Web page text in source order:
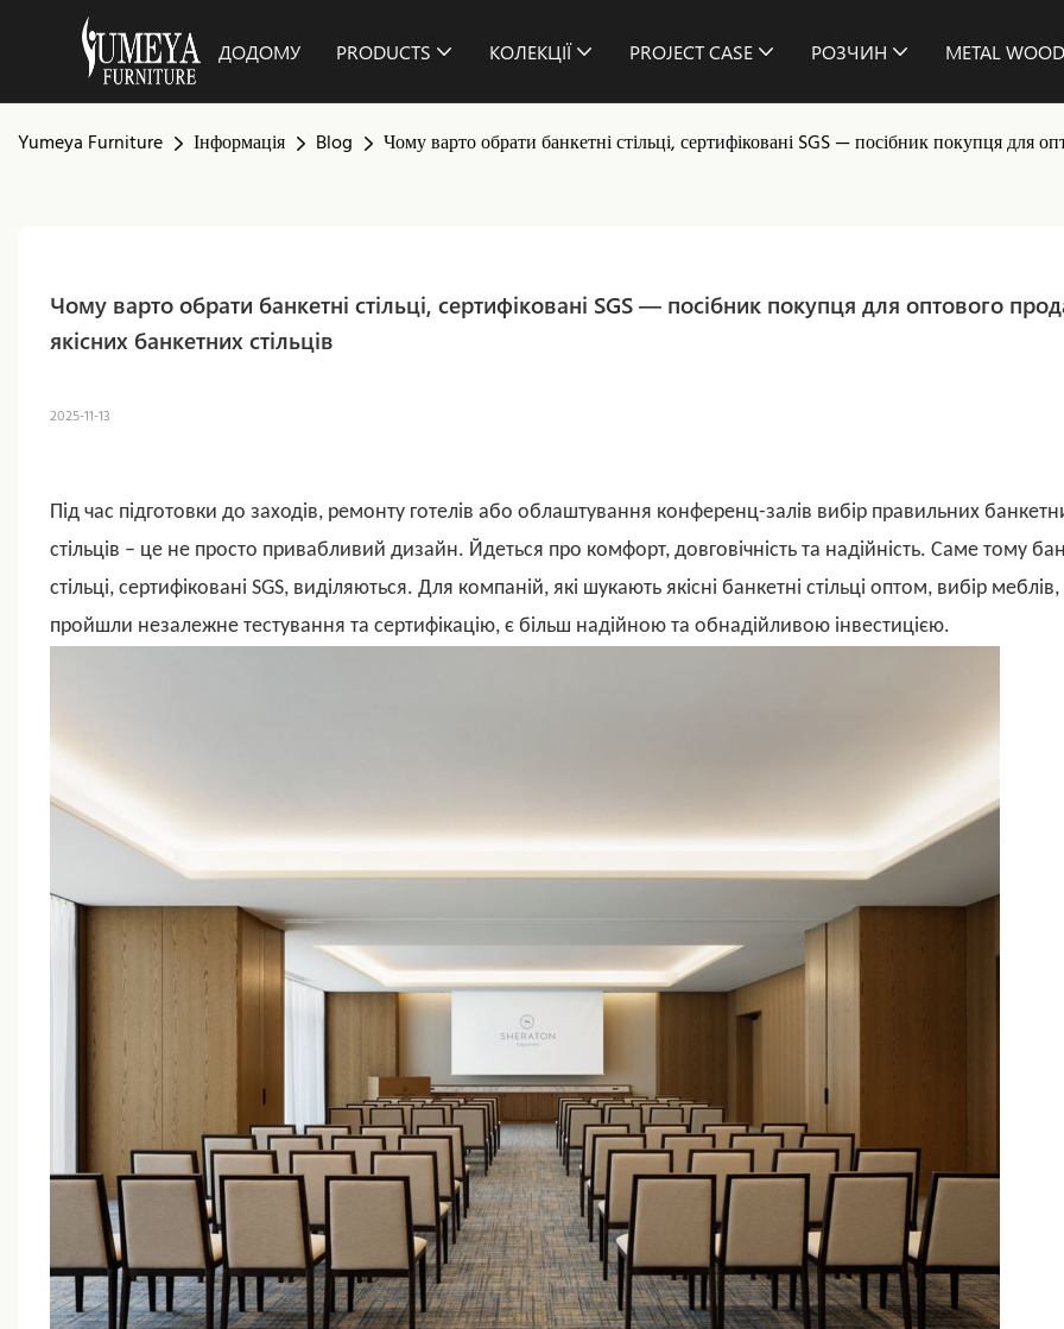
ДОДОМУ PRODUCTS КОЛЕКЦІЇ PROJECT CASE РОЗЧИН METAL
Yumeya Furniture Інформація Blog Чому варто обрати банкетні стільці, сертифіковані SGS — посібник покупця для
Чому варто обрати банкетні стільці, сертифіковані SGS — посібник покупця для оптового
якісних банкетних стільців
2025-11-13
Під час підготовки до заходів, ремонту готелів або облаштування конференц-залів вибір правильних
стільців – це не просто привабливий дизайн. Йдеться про комфорт, довговічність та надійність. Саме тому
стільці, сертифіковані SGS, виділяються. Для компаній, які шукають якісні банкетні стільці оптом, вибір
пройшли незалежне тестування та сертифікацію, є більш надійною та обнадійливою інвестицією.